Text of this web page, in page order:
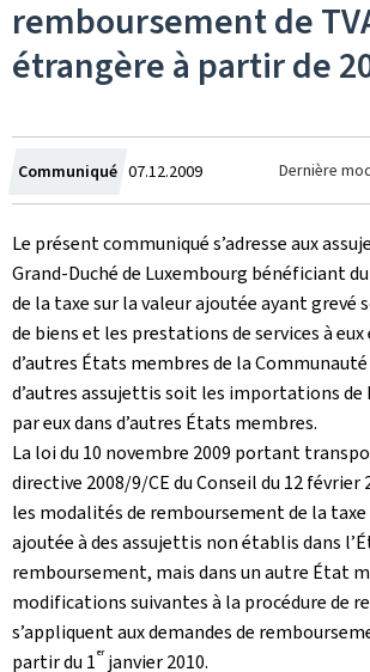
remboursement de
étrangère à partir de
Communiqué Crée
le
07.12.2009 Dernière
Le présent communiqué s’adresse aux
Grand-Duché de Luxembourg bénéficiant
de la taxe sur la valeur ajoutée ayant grevé
de biens et les prestations de services à
d’autres États membres de la
d’autres assujettis soit les importations de
par eux dans d’autres États membres.
La loi du 10 novembre 2009 portant
directive 2008/9/CE du Conseil du 12 février
les modalités de remboursement de la taxe
ajoutée à des assujettis non établis dans
remboursement, mais dans un autre État
modifications suivantes à la procédure de
s’appliquent aux demandes de
partir du 1er janvier 2010.